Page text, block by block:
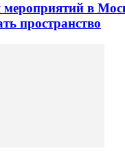
мероприятий в
пространство